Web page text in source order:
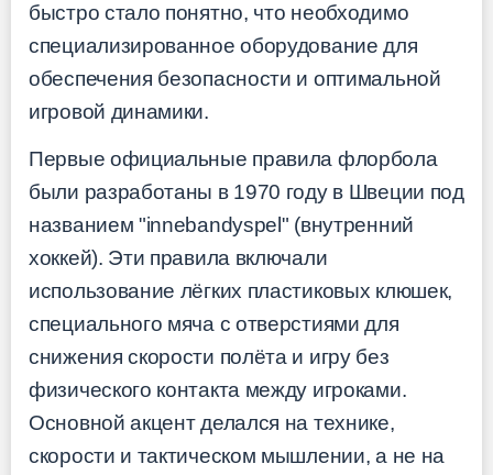
быстро стало понятно, что необходимо
специализированное оборудование для
обеспечения безопасности и оптимальной
игровой динамики.
Первые официальные правила флорбола
были разработаны в 1970 году в Швеции под
названием "innebandyspel" (внутренний
хоккей). Эти правила включали
использование лёгких пластиковых клюшек,
специального мяча с отверстиями для
снижения скорости полёта и игру без
физического контакта между игроками.
Основной акцент делался на технике,
скорости и тактическом мышлении, а не на